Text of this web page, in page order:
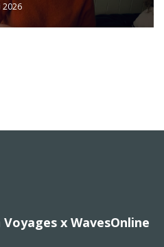
2026
x WavesOnline